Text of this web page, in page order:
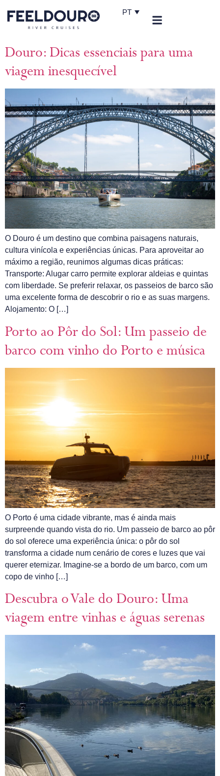
PT
Douro: Dicas essenciais para uma
viagem inesquecível
O Douro é um destino que combina paisagens naturais,
cultura vinícola e experiências únicas. Para aproveitar ao
máximo a região, reunimos algumas dicas práticas:
Transporte: Alugar carro permite explorar aldeias e quintas
com liberdade. Se preferir relaxar, os passeios de barco são
uma excelente forma de descobrir o rio e as suas margens.
Alojamento: O […]
Porto ao Pôr do Sol: Um passeio de
barco com vinho do Porto e música
O Porto é uma cidade vibrante, mas é ainda mais
surpreende quando vista do rio. Um passeio de barco ao pôr
do sol oferece uma experiência única: o pôr do sol
transforma a cidade num cenário de cores e luzes que vai
querer eternizar. Imagine-se a bordo de um barco, com um
copo de vinho […]
Descubra o Vale do Douro: Uma
viagem entre vinhas e águas serenas